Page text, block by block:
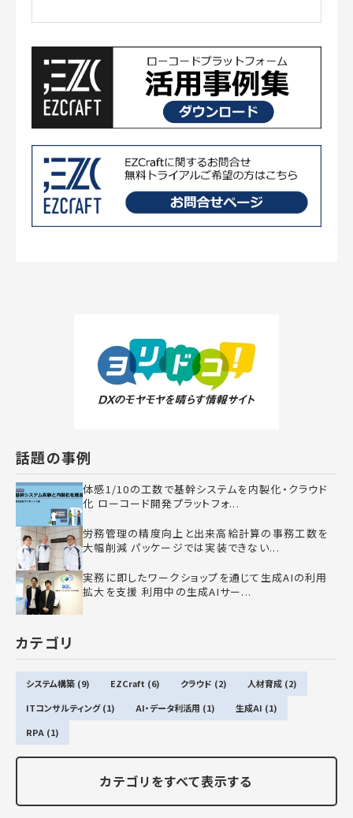
話題の事例
体感1/10の工数で基幹システムを内製化・クラウド
化 ローコード開発プラットフォ...
労務管理の精度向上と出来高給計算の事務工数を
大幅削減 パッケージでは実装できない...
実務に即したワークショップを通じて生成AIの利用
拡大を支援 利用中の生成AIサー...
カテゴリ
システム構築 (9) EZCraft (6) クラウド (2)
人材育成 (2)
ITコンサルティング (1)
AI・データ利活用 (1)
生成AI (1)
RPA (1)
カテゴリをすべて表示する